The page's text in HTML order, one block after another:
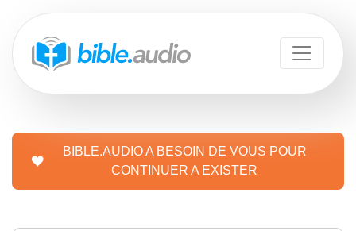
BIBLE.AUDIO A BESOIN DE VOUS POUR
CONTINUER A EXISTER